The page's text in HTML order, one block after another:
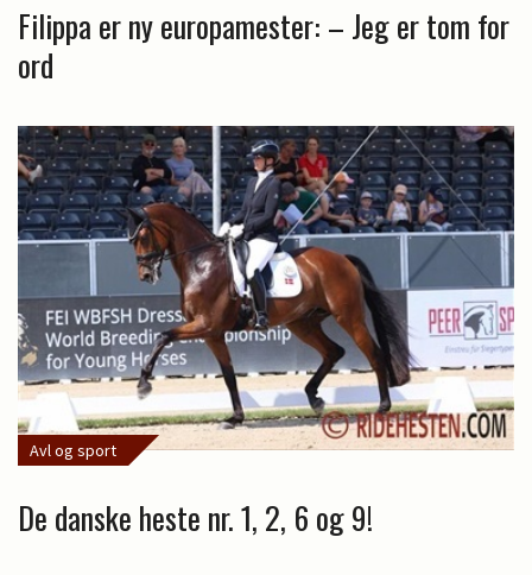
Filippa er ny europamester: – Jeg er tom for
ord
Avl og sport
De danske heste nr. 1, 2, 6 og 9!